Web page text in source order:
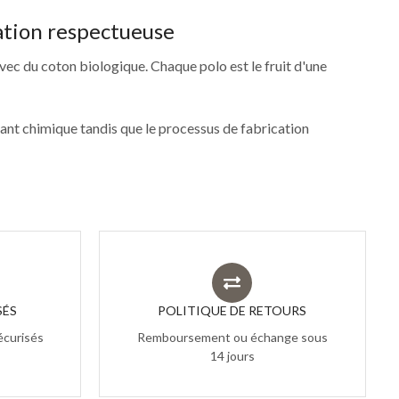
respectueuse
du coton biologique. Chaque polo est le fruit d'une
chimique tandis que le processus de fabrication
POLITIQUE DE RETOURS
Remboursement ou échange sous
14 jours